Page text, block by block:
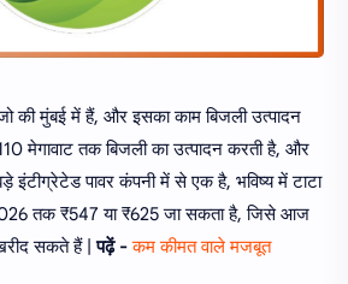
की मुंबई में हैं, और इसका काम बिजली उत्पादन
मेगावाट तक बिजली का उत्पादन करती है, और
इंटीग्रेटेड पावर कंपनी में से एक है, भविष्य में टाटा
तक ₹547 या ₹625 जा सकता है, जिसे आज
सकते हैं |पढ़ें -कम कीमत वाले मजबूत